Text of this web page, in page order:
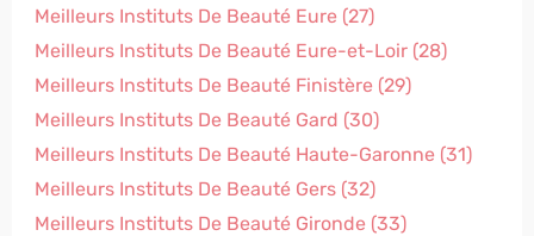
Meilleurs Instituts De Beauté Eure (27)
Meilleurs Instituts De Beauté Eure-et-Loir (28)
Meilleurs Instituts De Beauté Finistère (29)
Meilleurs Instituts De Beauté Gard (30)
Meilleurs Instituts De Beauté Haute-Garonne (31)
Meilleurs Instituts De Beauté Gers (32)
Meilleurs Instituts De Beauté Gironde (33)